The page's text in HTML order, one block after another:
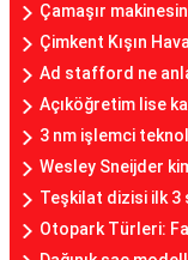
Çamaşır
Çimkent Kışın
Ad stafford ne
Açıköğretim lise
3 nm işlemci
Wesley Sneijder
Teşkilat dizisi ilk 3
Otopark Türleri: